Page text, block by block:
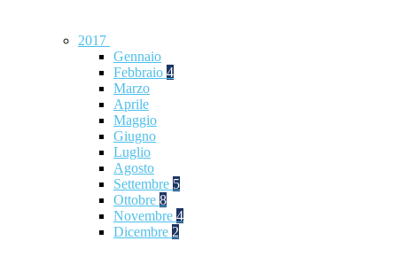
2017
Gennaio
Febbraio 4
Marzo
Aprile
Maggio
Giugno
Luglio
Agosto
Settembre 5
Ottobre 8
Novembre 4
Dicembre 2